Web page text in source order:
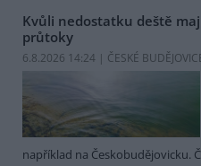
Kvůli nedostatku deště
průtoky
6.8.2026 14:24 | ČESKÉ
například na Českobudějovicku.